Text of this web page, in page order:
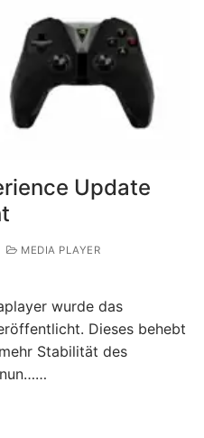
Update
MEDIA PLAYER
wurde das
Dieses behebt
Stabilität des